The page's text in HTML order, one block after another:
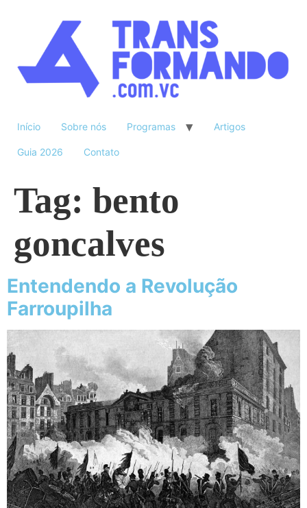
Início Sobre nós Programas Artigos
Guia 2026 Contato
Tag: bento
goncalves
Entendendo a Revolução
Farroupilha